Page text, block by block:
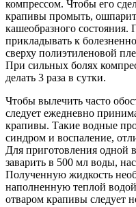
компрессом. Чтобы его
крапивы промыть,
кашеобразного состояния.
прикладывать к
сверху полиэтиленовой
При сильных болях
делать 3 раза в сутки.
Чтобы вылечить часто
следует ежедневно
крапивы. Такие водные
синдром и воспаление,
Для приготовления одной
заварить в 500 мл воды,
Полученную жидкость
наполненную теплой
отваром крапивы следует